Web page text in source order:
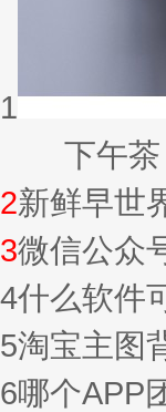
1
下午茶，
2新鲜早世
3微信公众
4什么软件
5淘宝主图
6哪个APP